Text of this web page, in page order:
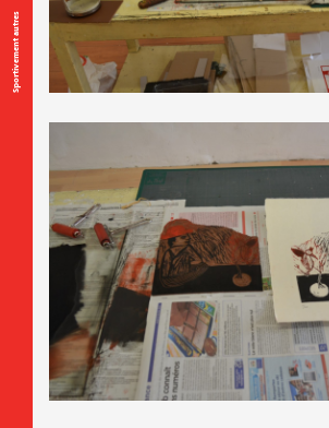
Sportivement autres